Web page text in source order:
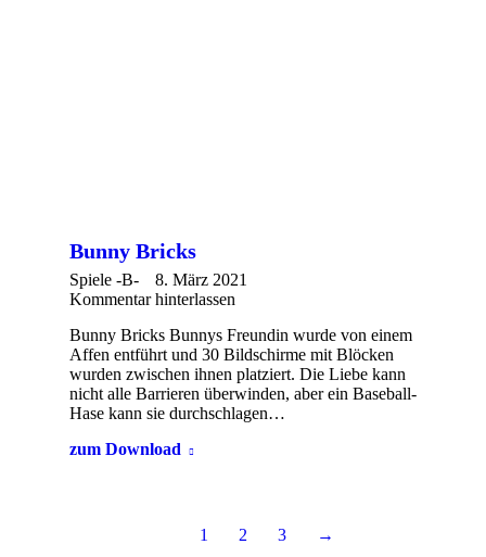
Bunny Bricks
Spiele -B-
8. März 2021
Kommentar hinterlassen
Bunny Bricks Bunnys Freundin wurde von einem
Affen entführt und 30 Bildschirme mit Blöcken
wurden zwischen ihnen platziert. Die Liebe kann
nicht alle Barrieren überwinden, aber ein Baseball-
Hase kann sie durchschlagen…
zum Download
1 2 3 →